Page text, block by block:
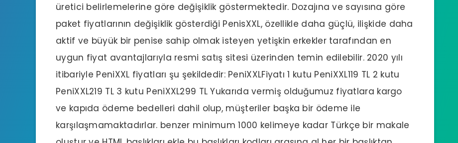
üretici belirlemelerine göre değişiklik göstermektedir. Dozajına ve sayısına göre
paket fiyatlarının değişiklik gösterdiği PenisXXL, özellikle daha güçlü, ilişkide daha
aktif ve büyük bir penise sahip olmak isteyen yetişkin erkekler tarafından en
uygun fiyat avantajlarıyla resmi satış sitesi üzerinden temin edilebilir. 2020 yılı
itibariyle PeniXXL fiyatları şu şekildedir: PeniXXLFiyatı 1 kutu PeniXXL119 TL 2 kutu
PeniXXL219 TL 3 kutu PeniXXL299 TL Yukarıda vermiş olduğumuz fiyatlara kargo
ve kapıda ödeme bedelleri dahil olup, müşteriler başka bir ödeme ile
karşılaşmamaktadırlar. benzer minimum 1000 kelimeye kadar Türkçe bir makale